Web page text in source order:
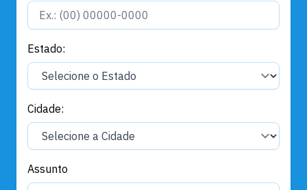
Estado:
Cidade:
Assunto